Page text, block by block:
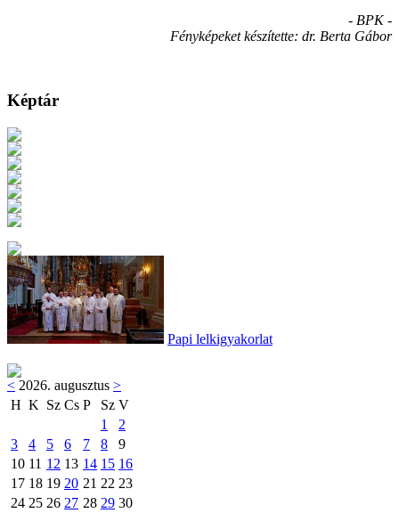
- BPK -
Fényképeket készítette: dr. Berta Gábor
Képtár
Papi lelkigyakorlat
< 2026. augusztus >
H K Sz Cs P Sz V
1
2
3
4 5 6 7 8
9
10 11 12 13 14 15 16
17 18 19 20 21 22 23
24 25 26 27 28 29 30